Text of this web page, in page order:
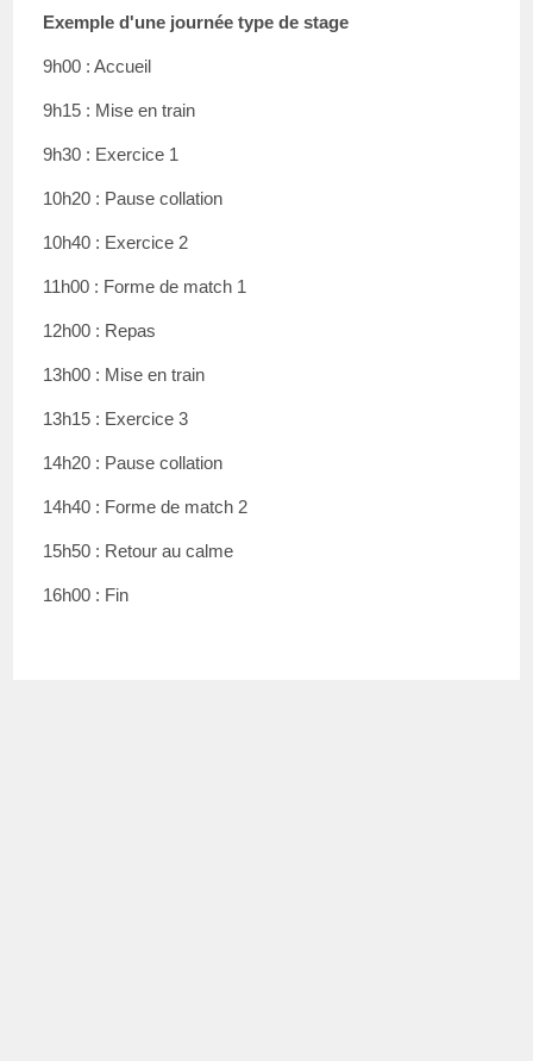
Exemple d'une journée type de stage
9h00 : Accueil
9h15 : Mise en train
9h30 : Exercice 1
10h20 : Pause collation
10h40 : Exercice 2
11h00 : Forme de match 1
12h00 : Repas
13h00 : Mise en train
13h15 : Exercice 3
14h20 : Pause collation
14h40 : Forme de match 2
15h50 : Retour au calme
16h00 : Fin